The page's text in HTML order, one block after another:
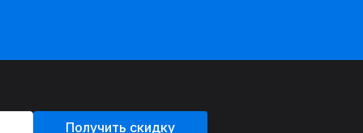
Получить скидку